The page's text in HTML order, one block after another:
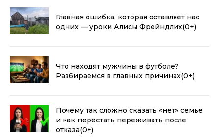
Главная ошибка, которая оставляет нас
одних — уроки Алисы Фрейндлих(0+)
Что находят мужчины в футболе?
Разбираемся в главных причинах(0+)
Почему так сложно сказать «нет» семье
и как перестать переживать после
отказа(0+)